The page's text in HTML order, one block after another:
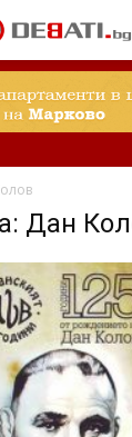
Дан